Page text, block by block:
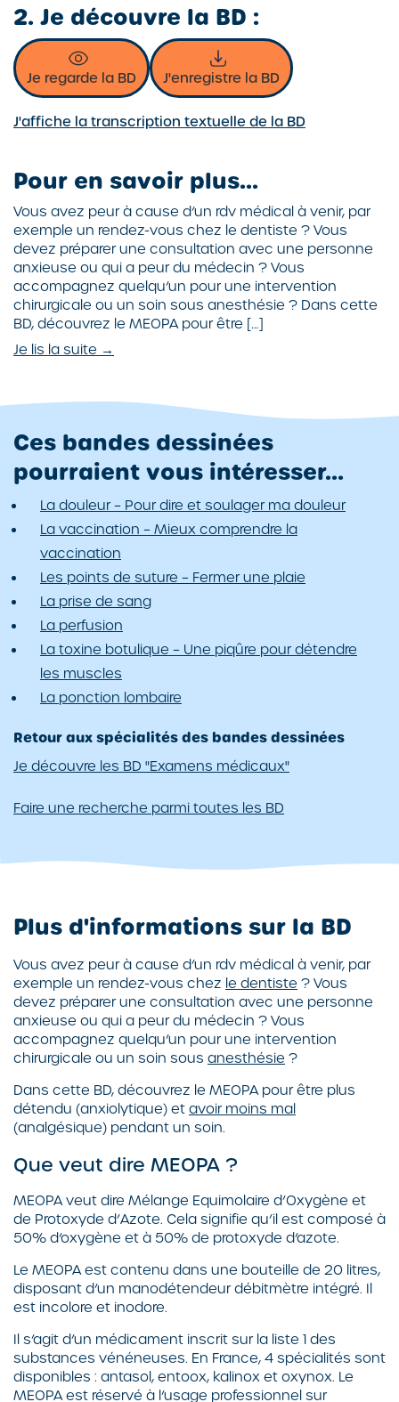
2. Je découvre la BD :
Je regarde la BD J'enregistre la BD
J'affiche la transcription textuelle de la BD
Pour en savoir plus...
Vous avez peur à cause d’un rdv médical à venir, par
exemple un rendez-vous chez le dentiste ? Vous
devez préparer une consultation avec une personne
anxieuse ou qui a peur du médecin ? Vous
accompagnez quelqu’un pour une intervention
chirurgicale ou un soin sous anesthésie ? Dans cette
BD, découvrez le MEOPA pour être […]
Je lis la suite →
Ces bandes dessinées
pourraient vous intéresser...
La douleur – Pour dire et soulager ma douleur
La vaccination – Mieux comprendre la
vaccination
Les points de suture – Fermer une plaie
La prise de sang
La perfusion
La toxine botulique – Une piqûre pour détendre
les muscles
La ponction lombaire
Retour aux spécialités des bandes dessinées
Je découvre les BD "Examens médicaux"
Faire une recherche parmi toutes les BD
Plus d'informations sur la BD
Vous avez peur à cause d’un rdv médical à venir, par
exemple un rendez-vous chez le dentiste ? Vous
devez préparer une consultation avec une personne
anxieuse ou qui a peur du médecin ? Vous
accompagnez quelqu’un pour une intervention
chirurgicale ou un soin sous anesthésie ?
Dans cette BD, découvrez le MEOPA pour être plus
détendu (anxiolytique) etavoir moins mal
(analgésique) pendant un soin.
Que veut dire MEOPA ?
MEOPA veut dire Mélange Equimolaire d’Oxygène et
de Protoxyde d’Azote. Cela signifie qu’il est composé à
50% d’oxygène et à 50% de protoxyde d’azote.
Le MEOPA est contenu dans une bouteille de 20 litres,
disposant d’un manodétendeur débitmètre intégré. Il
est incolore et inodore.
Il s’agit d’un médicament inscrit sur la liste 1 des
substances vénéneuses. En France, 4 spécialités sont
disponibles : antasol, entoox, kalinox et oxynox. Le
MEOPA est réservé à l’usage professionnel sur